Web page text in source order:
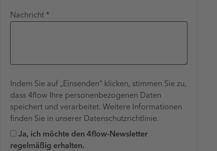
Nachricht *
Indem Sie auf „Einsenden“ klicken, stimmen Sie zu,
dass 4flow Ihre personenbezogenen Daten
speichert und verarbeitet. Weitere Informationen
finden Sie in unserer Datenschutzrichtlinie.
Ja, ich möchte den 4flow-Newsletter
regelmäßig erhalten.